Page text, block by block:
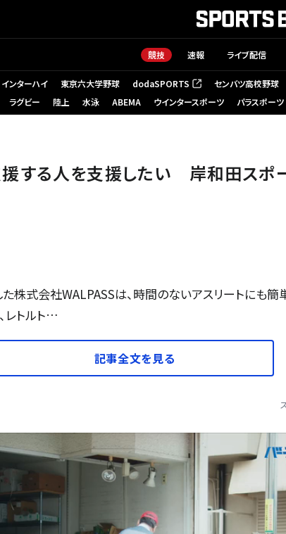
競技 速報 ライブ配信
インターハイ 東京六大学野球 dodaSPORTS
（新しいタブで開く） センバツ高校野球
ラグビー 陸上 水泳 ABEMA ウインタースポーツ パラスポーツ
援する人を支援したい 岸和田スポ
株式会社WALPASSは、時間のないアスリートにも
レトルト…
記事全文を見る